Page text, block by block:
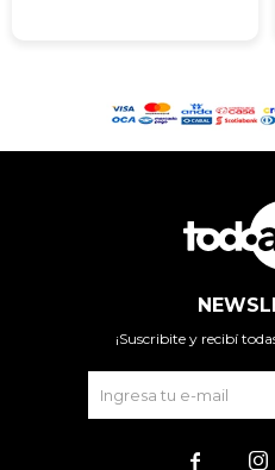
¡Suscribite y recibí
 